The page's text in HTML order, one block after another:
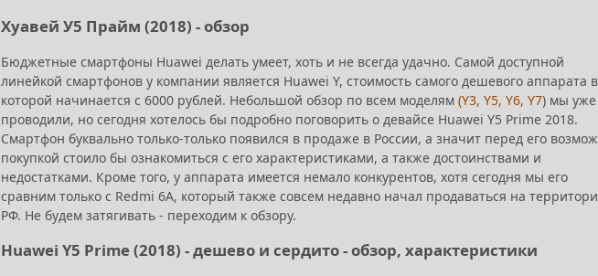
Хуавей У5 Прайм (2018) - обзор
Бюджетные смартфоны Huawei делать умеет, хоть и не всегда удачно. Самой доступной
линейкой смартфонов у компании является Huawei Y, стоимость самого дешевого аппарата в
которой начинается с 6000 рублей. Небольшой обзор по всем моделям (Y3, Y5, Y6, Y7) мы уже
проводили, но сегодня хотелось бы подробно поговорить о девайсе Huawei Y5 Prime 2018.
Смартфон буквально только-только появился в продаже в России, а значит перед его
покупкой стоило бы ознакомиться с его характеристиками, а также достоинствами и
недостатками. Кроме того, у аппарата имеется немало конкурентов, хотя сегодня мы его
сравним только с Redmi 6A, который также совсем недавно начал продаваться на
РФ. Не будем затягивать - переходим к обзору.
Huawei Y5 Prime (2018) - дешево и сердито - обзор, характеристики